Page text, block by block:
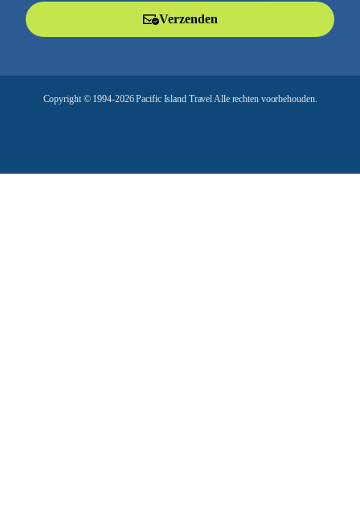
a
Verzenden
Copyright © 1994-2026 Pacific Island Travel Alle rechten voorbehouden.